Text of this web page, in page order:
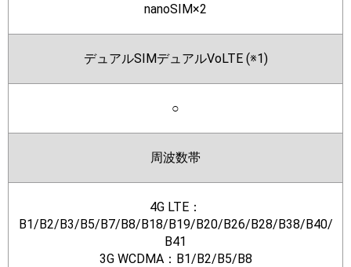
nanoSIM×2
デュアルSIMデュアルVoLTE (※1)
○
周波数帯
4G LTE：
B1/B2/B3/B5/B7/B8/B18/B19/B20/B26/B28/B38/B40/
B41
3G WCDMA：B1/B2/B5/B8